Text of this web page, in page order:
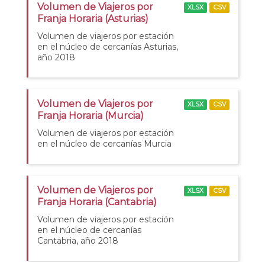
Volumen de Viajeros por
Franja Horaria (Asturias)
Volumen de viajeros por estación
en el núcleo de cercanías Asturias,
año 2018
XLSX CSV
Volumen de Viajeros por
Franja Horaria (Murcia)
Volumen de viajeros por estación
en el núcleo de cercanías Murcia
XLSX CSV
Volumen de Viajeros por
Franja Horaria (Cantabria)
Volumen de viajeros por estación
en el núcleo de cercanías
Cantabria, año 2018
XLSX CSV